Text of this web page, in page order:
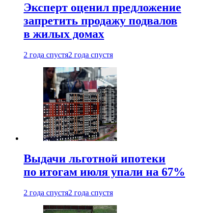
Эксперт оценил предложение
запретить продажу подвалов
в жилых домах
2 года спустя2 года спустя
Выдачи льготной ипотеки
по итогам июля упали на 67%
2 года спустя2 года спустя